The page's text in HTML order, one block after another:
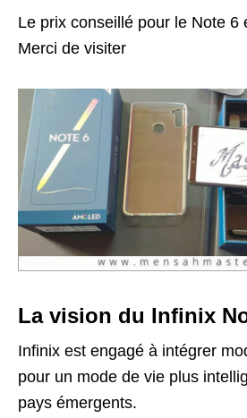
Le prix conseillé pour le Note 6
Merci de visiter
La vision du Infinix
Infinix est engagé à intégrer
pour un mode de vie plus
pays émergents.